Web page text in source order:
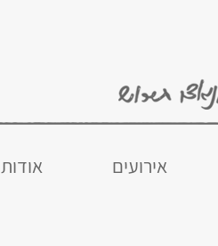
אירועים אודות